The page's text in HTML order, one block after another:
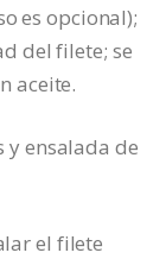
es opcional);
del filete; se
aceite.
y ensalada de
el filete